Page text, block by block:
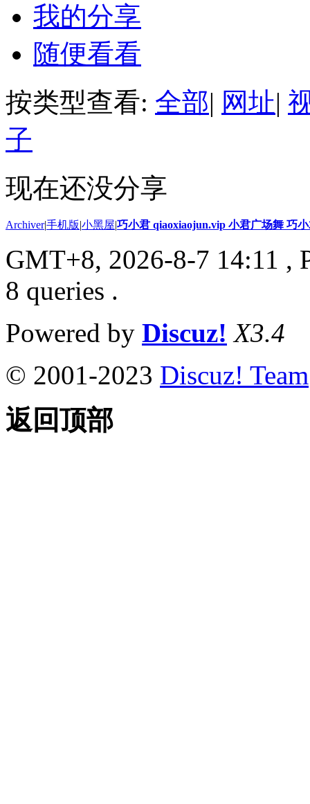
我的分享
随便看看
按类型查看: 全部| 网址|
子
现在还没分享
Archiver|手机版|小黑屋|巧小君 qiaoxiaojun.vip 小君广场舞 巧
GMT+8, 2026-8-7 14:11 ,
8 queries .
Powered by Discuz! X3.4
© 2001-2023 Discuz! Team
返回顶部